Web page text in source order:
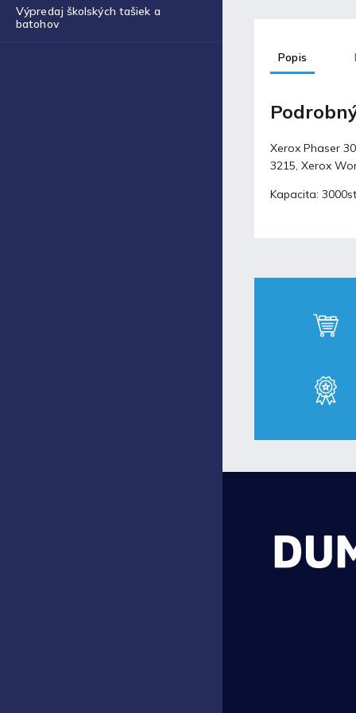
Výpredaj školských tašiek a
batohov
€0,43
Popis
Xerox Phaser
3215, Xerox
Kapacita: